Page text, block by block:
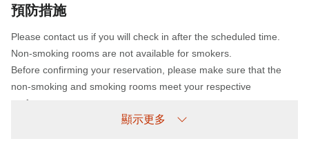
預防措施
Please contact us if you will check in after the scheduled time.
Non-smoking rooms are not available for smokers.
Before confirming your reservation, please make sure that the
non-smoking and smoking rooms meet your respective
preferences.
顯示更多